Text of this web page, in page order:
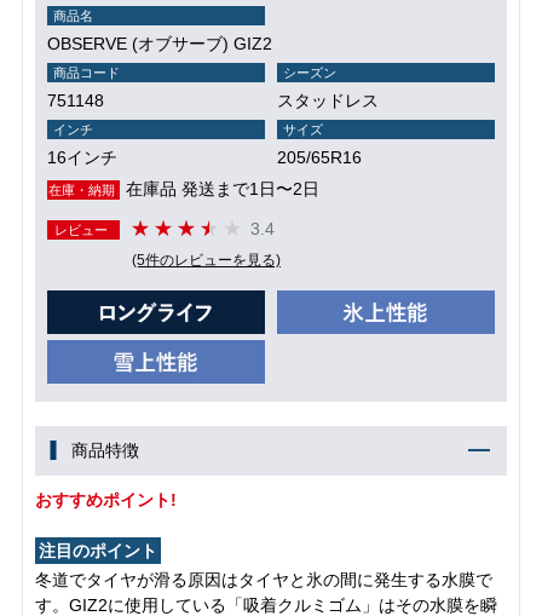
商品名
OBSERVE (オブサーブ) GIZ2
商品コード
751148
シーズン
スタッドレス
インチ
16インチ
サイズ
205/65R16
在庫・納期 在庫品 発送まで1日〜2日
レビュー 3.4
(5件のレビューを見る)
商品特徴
おすすめポイント!
注目のポイント
冬道でタイヤが滑る原因はタイヤと氷の間に発生する水膜で
す。GIZ2に使用している「吸着クルミゴム」はその水膜を瞬